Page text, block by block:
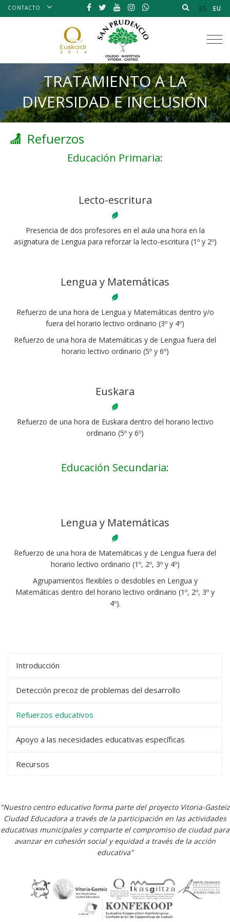
CONTACTO ES EU
TRATAMIENTO A LA
DIVERSIDAD E INCLUSIÓN
Refuerzos
Educación Primaria:
Lecto-escritura
Presencia de dos profesores en el aula una hora en la
asignatura de Lengua para reforzar la lecto-escritura (1º y 2º)
Lengua y Matemáticas
Refuerzo de una hora de Lengua y Matemáticas dentro y/o
fuera del horario lectivo ordinario (3º y 4º)
Refuerzo de una hora de Matemáticas y de Lengua fuera del
horario lectivo ordinario (5º y 6º)
Euskara
Refuerzo de una hora de Euskara dentro del horario lectivo
ordinario (5º y 6º)
Educación Secundaria:
Lengua y Matemáticas
Refuerzo de una hora de Matemáticas y de Lengua fuera del
horario lectivo ordinario (1º, 2º, 3º y 4º)
Agrupamientos flexibles o desdobles en Lengua y
Matemáticas dentro del horario lectivo ordinario (1º, 2º, 3º y
4º).​
Introducción
Detección precoz de problemas del desarrollo
Refuerzos educativos
Apoyo a las necesidades educativas específicas
Recursos
"Nuestro centro educativo forma parte del proyecto Vitoria-Gasteiz
Ciudad Educadora a través de la participación en las actividades
educativas municipales y comparte el compromiso de ciudad para
avanzar en cohesión social y equidad a través de la acción
educativa"